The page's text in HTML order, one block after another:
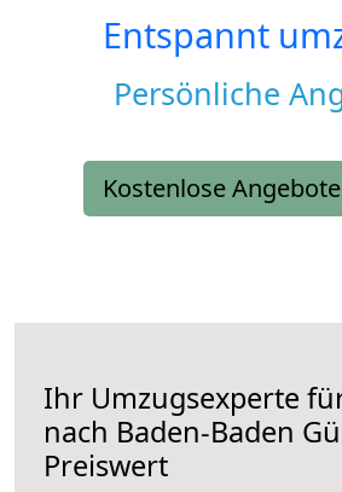
Entspannt
Persönliche
Kostenlose
Ihr Umzugsexperte
nach Baden-Baden
Preiswert